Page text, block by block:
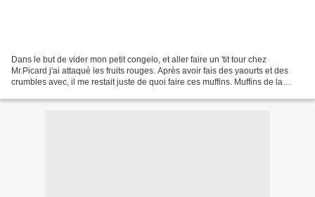
Dans le but de vider mon petit congelo, et aller faire un 'tit tour chez
Mr.Picard j'ai attaqué les fruits rouges. Après avoir fais des yaourts et des
crumbles avec, il me restait juste de quoi faire ces muffins. Muffins de la